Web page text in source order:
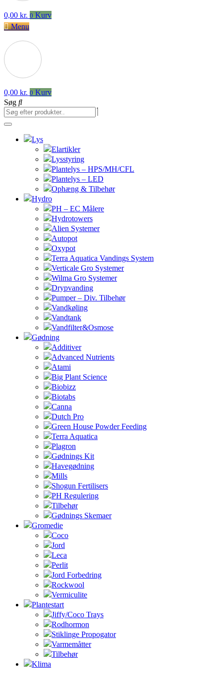
0,00 kr. 0 Kurv
Menu
0,00 kr. 0 Kurv
Søg
Lys
Elartikler
Lysstyring
Plantelys – HPS/MH/CFL
Plantelys – LED
Ophæng & Tilbehør
Hydro
PH – EC Målere
Hydrotowers
Alien Systemer
Autopot
Oxypot
Terra Aquatica Vandings System
Verticale Gro Systemer
Wilma Gro Systemer
Drypvanding
Pumper – Div. Tilbehør
Vandkøling
Vandtank
Vandfilter&Osmose
Gødning
Additiver
Advanced Nutrients
Atami
Big Plant Science
Biobizz
Biotabs
Canna
Dutch Pro
Green House Powder Feeding
Terra Aquatica
Plagron
Gødnings Kit
Havegødning
Mills
Shogun Fertilisers
PH Regulering
Tilbehør
Gødnings Skemaer
Gromedie
Coco
Jord
Leca
Perlit
Jord Forbedring
Rockwool
Vermiculite
Plantestart
Jiffy/Coco Trays
Rodhormon
Stiklinge Propogator
Varmemåtter
Tilbehør
Klima